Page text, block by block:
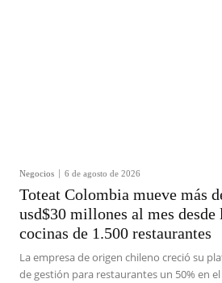
Negocios 6 de agosto de 2026
Toteat Colombia mueve más
usd$30 millones al mes desde
cocinas de 1.500 restaurantes
La empresa de origen chileno creció su
de gestión para restaurantes un 50% en